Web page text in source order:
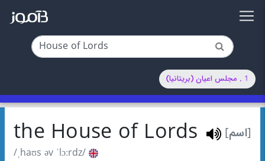
1 . مجلس اعیان (بریتانیا)
[اسم] the House of Lords
/ˌhaʊs əv ˈlɔːrdz/